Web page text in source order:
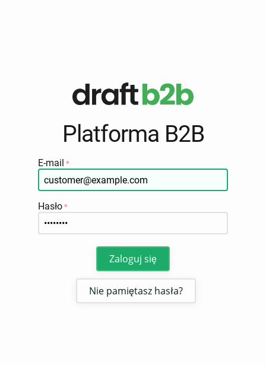
Platforma B2B
E-mail
Hasło
Zaloguj się
Nie pamiętasz hasła?